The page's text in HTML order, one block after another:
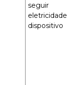
seguir
eletricidade
dispositivo